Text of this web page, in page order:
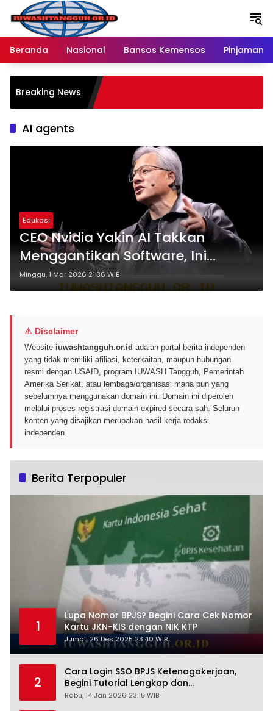
Langsung
konten
Beranda
Nasional Bansos Kemensos Pinjaman
Breaking News
AI agents
Edukasi
CEO Nvidia Yakin AI Takkan
Menggantikan Software, Ini
Penjelasannya
Minggu, 1 Mar 2026 21:36 WIB
⚠ Disclaimer
Website iuwashtangguh.or.id adalah portal berita independen
yang tidak memiliki afiliasi, keterkaitan, maupun hubungan
resmi dengan USAID, program IUWASH Tangguh, Pemerintah
Amerika Serikat, atau lembaga/organisasi mana pun yang
sebelumnya menggunakan domain ini. Domain ini diperoleh
melalui proses registrasi domain expired secara sah. Seluruh
konten yang disajikan merupakan hasil kerja redaksi
independen.
Berita Terpopuler
1
Lupa Nomor BPJS? Begini Cara Cek Nomor
Kartu JKN-KIS dengan NIK KTP
Jumat, 26 Des 2025 23:40 WIB
2
Cara Login SSO BPJS Ketenagakerjaan,
Begini Tutorial Lengkap dan
Pengertiannya
Rabu, 14 Jan 2026 23:15 WIB